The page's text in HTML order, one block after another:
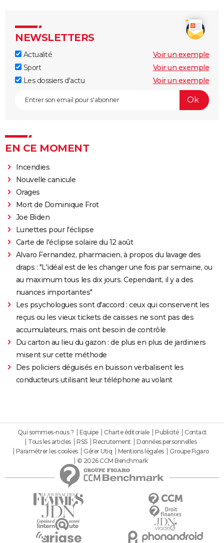
NEWSLETTERS
Actualité
Voir un exemple
Sport
Voir un exemple
Les dossiers d'actu
Voir un exemple
EN CE MOMENT
Incendies
Nouvelle canicule
Orages
Mort de Dominique Frot
Joe Biden
Lunettes pour l'éclipse
Carte de l'éclipse solaire du 12 août
Alvaro Fernandez, pharmacien, à propos du lavage des
draps : "L'idéal est de les changer une fois par semaine, ou
au maximum tous les dix jours. Cependant, il y a des
nuances importantes"
Les psychologues sont d'accord : ceux qui conservent les
reçus ou les vieux tickets de caisses ne sont pas des
accumulateurs, mais ont besoin de contrôle
Du carton au lieu du gazon : de plus en plus de jardiniers
misent sur cette méthode
Des policiers déguisés en buisson verbalisent les
conducteurs utilisant leur téléphone au volant
Qui sommes-nous ? Equipe Charte éditoriale Publicité
Contact
Tous les articles
RSS Recrutement
Données personnelles
Paramétrer les cookies
Gérer Utiq Mentions légales
Groupe Figaro
© 2026 CCM Benchmark